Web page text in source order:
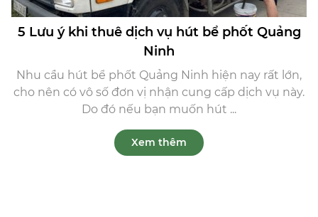
5 Lưu ý khi thuê dịch vụ hút bể phốt Quảng
Ninh
Nhu cầu hút bể phốt Quảng Ninh hiện nay rất lớn,
cho nên có vô số đơn vị nhận cung cấp dịch vụ này.
Do đó nếu bạn muốn hút ...
Xem thêm